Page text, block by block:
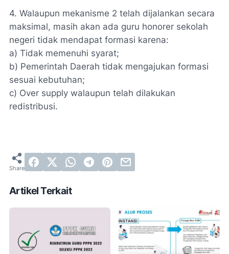
4. Walaupun mekanisme 2 telah dijalankan secara
maksimal, masih akan ada guru honorer sekolah
negeri tidak mendapat formasi karena:
a) Tidak memenuhi syarat;
b) Pemerintah Daerah tidak mengajukan formasi
sesuai kebutuhan;
c) Over supply walaupun telah dilakukan
redistribusi.
Artikel Terkait